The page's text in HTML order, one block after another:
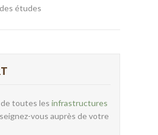
études
toutes les infrastructures
vous auprès de votre